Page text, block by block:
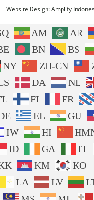
Website Design:Amplify
AM AR
BN BS
NY ZH-CN
DA NL
FI FR
EL GU
IW HI
ID GA IT
KM KO
LA LV